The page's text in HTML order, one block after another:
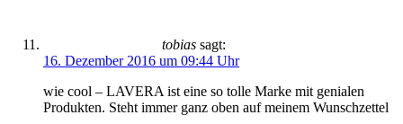
tobias sagt:
16. Dezember 2016 um 09:44 Uhr
wie cool – LAVERA ist eine so tolle Marke mit genialen
Produkten. Steht immer ganz oben auf meinem Wunschzettel